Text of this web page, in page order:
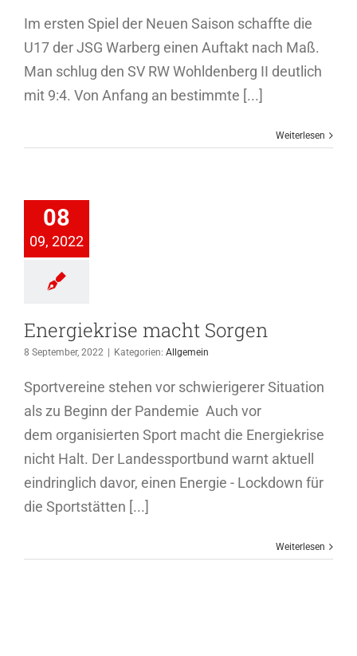
Im ersten Spiel der Neuen Saison schaffte die
U17 der JSG Warberg einen Auftakt nach Maß.
Man schlug den SV RW Wohldenberg II deutlich
mit 9:4. Von Anfang an bestimmte [...]
Weiterlesen
08
09, 2022
Sorgen
Energiekrise macht Sorgen
8 September, 2022 Kategorien: Allgemein
Sportvereine stehen vor schwierigerer Situation
als zu Beginn der Pandemie Auch vor
dem organisierten Sport macht die Energiekrise
nicht Halt. Der Landessportbund warnt aktuell
eindringlich davor, einen Energie - Lockdown für
die Sportstätten [...]
Weiterlesen